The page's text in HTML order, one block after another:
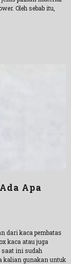
Oleh sebab itu,
Apa
dari kaca pembatas
kaca atau juga
ini sudah
kalian gunakan untuk